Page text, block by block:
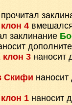
прочитал
4
заклинание
клон 3 наносит
Скифи
1 наносит